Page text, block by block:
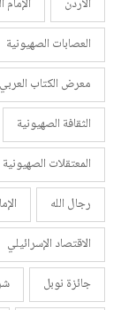
العصابات الصهيونية
معرض الكتاب العربي
الثقافة الصهيونية
المعتقلات الصهيونية
رجال الله
الاقتصاد الإسرائيلي
جائزة نوبل